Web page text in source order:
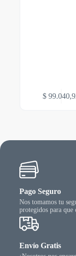
$
Pago Seguro
Nos tomamos tu
protegidos para que
Envío Gratis